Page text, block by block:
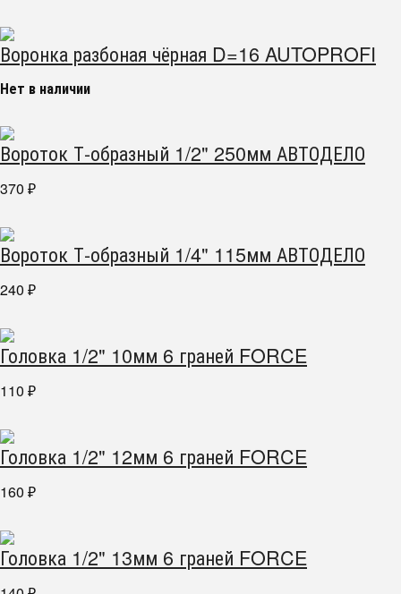
Воронка разбоная чёрная D=16 AUTOPROFI
Нет в наличии
Вороток Т-образный 1/2" 250мм АВТОДЕЛО
370 ₽
Вороток Т-образный 1/4" 115мм АВТОДЕЛО
240 ₽
Головка 1/2" 10мм 6 граней FORCE
110 ₽
Головка 1/2" 12мм 6 граней FORCE
160 ₽
Головка 1/2" 13мм 6 граней FORCE